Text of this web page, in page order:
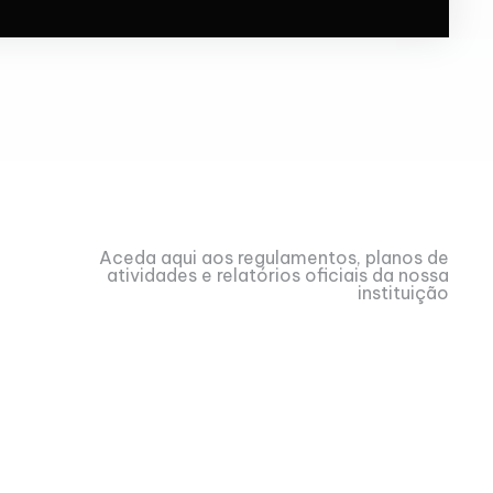
Aceda aqui aos regulamentos, planos de
atividades e relatórios oficiais da nossa
instituição